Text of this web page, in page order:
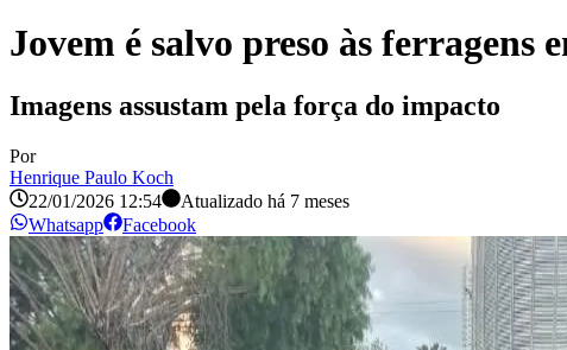
Jovem é salvo preso às ferragens
Imagens assustam pela força do impacto
Por
Henrique Paulo Koch
22/01/2026 12:54
Atualizado há 7 meses
Whatsapp
Facebook